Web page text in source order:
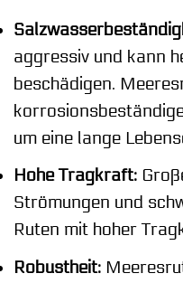
aggressiv und kann
beschädigen.
um eine lange
Hohe Tragkraft:
Strömungen und
Ruten mit hoher
Robustheit: